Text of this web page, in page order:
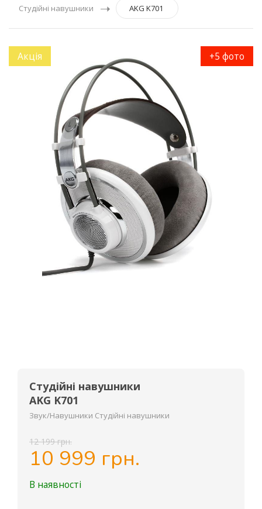
Студійні навушники
AKG K701
Акція +5 фото
Студійні навушники
AKG K701
Звук/Навушники Студійні навушники
12 199 грн.
10 999 грн.
В наявності